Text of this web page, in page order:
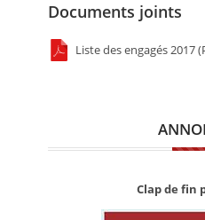
Documents joints
Liste des engagés 2017
Clap de fin